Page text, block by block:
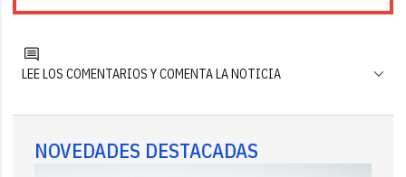
LEE LOS COMENTARIOS Y COMENTA LA NOTICIA
NOVEDADES DESTACADAS